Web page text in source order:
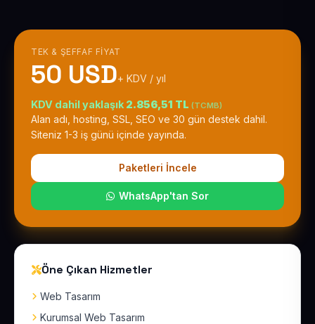
TEK & ŞEFFAF FIYAT
50 USD+ KDV / yıl
KDV dahil yaklaşık 2.856,51 TL (TCMB)
Alan adı, hosting, SSL, SEO ve 30 gün destek dahil.
Siteniz 1-3 iş günü içinde yayında.
Paketleri İncele
WhatsApp'tan Sor
Öne Çıkan Hizmetler
Web Tasarım
Kurumsal Web Tasarım